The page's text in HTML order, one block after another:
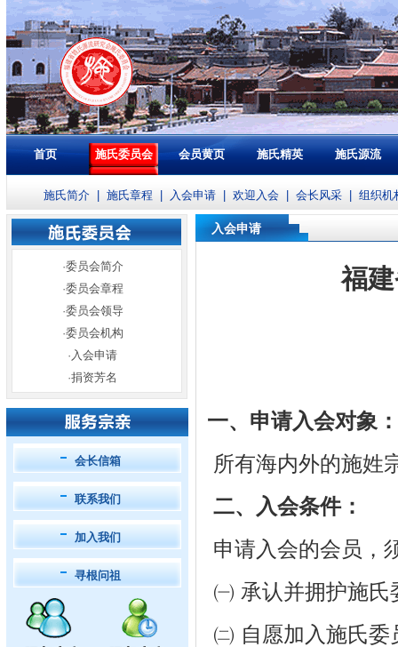
首页 施氏委员会 会员黄页 施氏精英 施氏源流
施氏简介 施氏章程 入会申请 欢迎入会 会长风采 组织机
·委员会简介
·委员会章程
·委员会领导
·委员会机构
· 入会申请
·捐资芳名
会长信箱
联系我们
加入我们
寻根问祖
入会申请
福
一、申请入会对象：
所有海内外的施姓
二、入会条件：
申请入会的会员，
㈠ 承认并拥护施氏
㈡ 自愿加入施氏委